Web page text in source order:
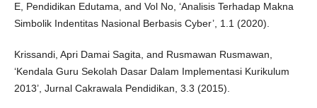
E, Pendidikan Edutama, and Vol No, ‘Analisis Terhadap Makna
Simbolik Indentitas Nasional Berbasis Cyber’, 1.1 (2020).
Krissandi, Apri Damai Sagita, and Rusmawan Rusmawan,
‘Kendala Guru Sekolah Dasar Dalam Implementasi Kurikulum
2013’, Jurnal Cakrawala Pendidikan, 3.3 (2015).